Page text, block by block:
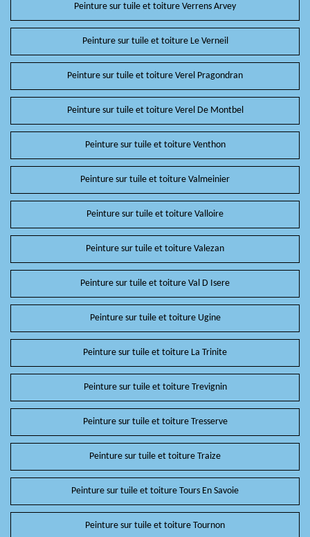
Peinture sur tuile et toiture Verrens Arvey
Peinture sur tuile et toiture Le Verneil
Peinture sur tuile et toiture Verel Pragondran
Peinture sur tuile et toiture Verel De Montbel
Peinture sur tuile et toiture Venthon
Peinture sur tuile et toiture Valmeinier
Peinture sur tuile et toiture Valloire
Peinture sur tuile et toiture Valezan
Peinture sur tuile et toiture Val D Isere
Peinture sur tuile et toiture Ugine
Peinture sur tuile et toiture La Trinite
Peinture sur tuile et toiture Trevignin
Peinture sur tuile et toiture Tresserve
Peinture sur tuile et toiture Traize
Peinture sur tuile et toiture Tours En Savoie
Peinture sur tuile et toiture Tournon